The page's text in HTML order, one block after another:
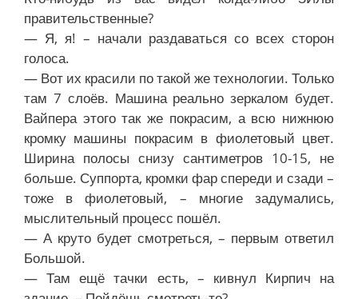
правительственные?
— Я, я! – начали раздаваться со всех сторон
голоса.
— Вот их красили по такой же технологии. Только
там 7 слоёв. Машина реально зеркалом будет.
Вайпера этого так же покрасим, а всю нижнюю
кромку машины покрасим в фиолетовый цвет.
Ширина полосы снизу сантиметров 10-15, не
больше. Суппорта, кромки фар спереди и сзади –
тоже в фиолетовый, – многие задумались,
мыслительный процесс пошёл.
— А круто будет смотреться, – первым ответил
Большой.
— Там ещё тачки есть, – кивнул Кирпич на